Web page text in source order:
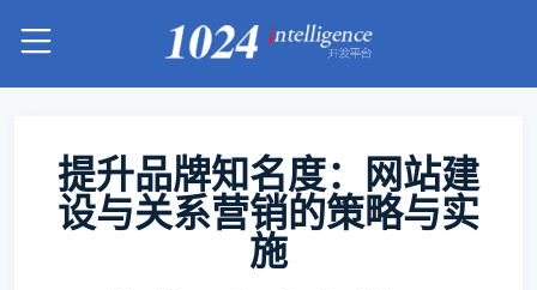
提升品牌知名度：网站建
设与关系营销的策略与实
施